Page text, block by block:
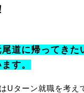
道に帰ってきた
す。
Uターン就職を考え